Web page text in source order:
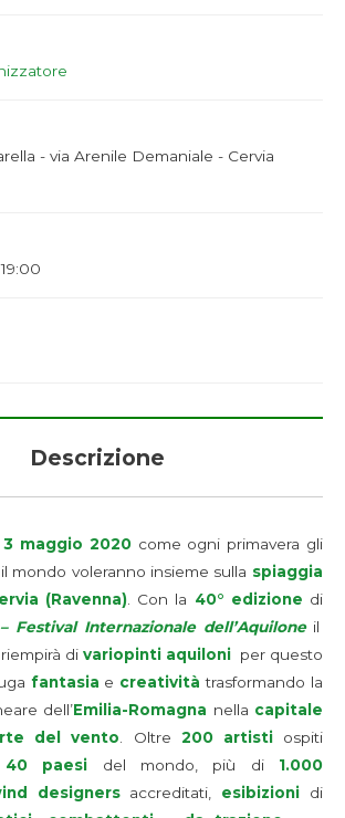
- via Arenile Demaniale - Cervia
Descrizione
3 maggio 2020come ogni primavera gli
mondo voleranno insieme sulla spiaggia
(Ravenna). Con la 40° edizione di
Festival Internazionale dell’Aquiloneil
riempirà di variopinti aquiloni per questo
fantasia e creatività trasformando la
dell’Emilia-Romagna nella capitale
del vento. Oltre 200 artistiospiti
40 paesi del mondo, più di1.000
designersaccreditati, esibizioni di